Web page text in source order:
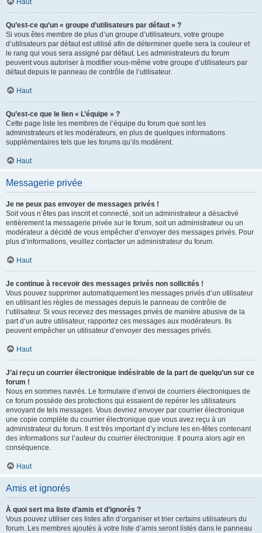
Haut
Qu’est-ce qu’un « groupe d’utilisateurs par défaut » ?
Si vous êtes membre de plus d’un groupe d’utilisateurs, votre groupe
d’utilisateurs par défaut est utilisé afin de déterminer quelle sera la couleur et
le rang qui vous sera assigné par défaut. Les administrateurs du forum
peuvent vous autoriser à modifier vous-même votre groupe d’utilisateurs par
défaut depuis le panneau de contrôle de l’utilisateur.
Haut
Qu’est-ce que le lien « L’équipe » ?
Cette page liste les membres de l’équipe du forum que sont les
administrateurs et les modérateurs, en plus de quelques informations
supplémentaires tels que les forums qu’ils modèrent.
Haut
Messagerie privée
Je ne peux pas envoyer de messages privés !
Soit vous n’êtes pas inscrit et connecté, soit un administrateur a désactivé
entièrement la messagerie privée sur le forum, soit un administrateur ou un
modérateur a décidé de vous empêcher d’envoyer des messages privés. Pour
plus d’informations, veuillez contacter un administrateur du forum.
Haut
Je continue à recevoir des messages privés non sollicités !
Vous pouvez supprimer automatiquement les messages privés d’un utilisateur
en utilisant les règles de messages depuis le panneau de contrôle de
l’utilisateur. Si vous recevez des messages privés de manière abusive de la
part d’un autre utilisateur, rapportez ces messages aux modérateurs. Ils
peuvent empêcher un utilisateur d’envoyer des messages privés.
Haut
J’ai reçu un courrier électronique indésirable de la part de quelqu’un sur ce
forum !
Nous en sommes navrés. Le formulaire d’envoi de courriers électroniques de
ce forum possède des protections qui essaient de repérer les utilisateurs
envoyant de tels messages. Vous devriez envoyer par courrier électronique
une copie complète du courrier électronique que vous avez reçu à un
administrateur du forum. Il est très important d’y inclure les en-têtes contenant
des informations sur l’auteur du courrier électronique. Il pourra alors agir en
conséquence.
Haut
Amis et ignorés
À quoi sert ma liste d’amis et d’ignorés ?
Vous pouvez utiliser ces listes afin d’organiser et trier certains utilisateurs du
forum. Les membres ajoutés à votre liste d’amis seront listés dans le panneau